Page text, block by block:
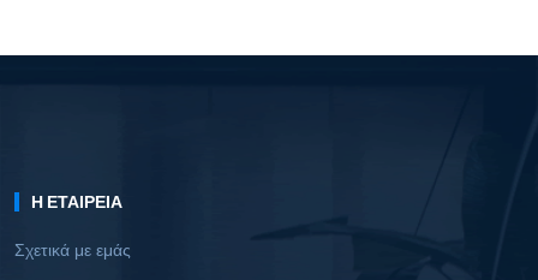
Η ΕΤΑΙΡΕΊΑ
Σχετικά με εμάς